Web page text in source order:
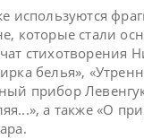
используются
которые стали
стихотворения
белья»,
прибор
а также «О